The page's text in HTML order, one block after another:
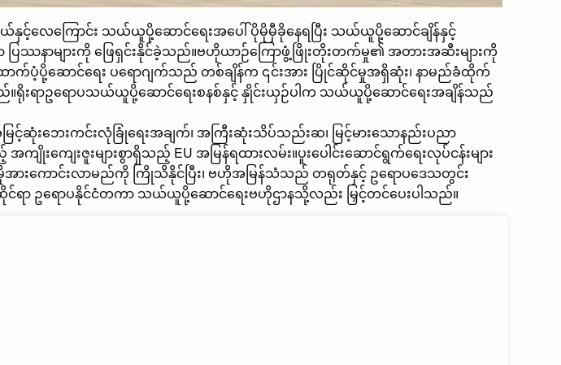
ေကြောင်း သယ်ယူပို့ဆောင်ရေးအပေါ် ပိုမိုမှီခိုနေရပြီး သယ်ယူပို့ဆောင်ချိန်နှင့်
ဿနာများကို ဖြေရှင်းနိုင်ခဲ့သည်။ဗဟိုယာဉ်ကြောဖွံ့ဖြိုးတိုးတက်မှု၏ အတားအဆီးများကို
ထောက်ပံ့ပို့ဆောင်ရေး ပရောဂျက်သည် တစ်ချိန်က ၎င်းအား ပြိုင်ဆိုင်မှုအရှိဆုံး၊ နာမည်ခံထိုက်
ရာဥရောပသယ်ယူပို့ဆောင်ရေးစနစ်နှင့် နှိုင်းယှဉ်ပါက သယ်ယူပို့ဆောင်ရေးအချိန်သည်
ဆုံးဘေးကင်းလုံခြုံရေးအချက်၊ အကြီးဆုံးသိပ်သည်းဆ၊ မြင့်မားသောနည်းပညာ
ကျေးဇူးများစွာရှိသည့် EU အမြန်ရထားလမ်း။ပူးပေါင်းဆောင်ရွက်ရေးလုပ်ငန်းများ
အားကောင်းလာမည်ကို ကြိုသိနိုင်ပြီး၊ ဗဟိုအမြန်သံသည် တရုတ်နှင့် ဥရောပဒေသတွင်း
ရာ ဥရောပနိုင်ငံတကာ သယ်ယူပို့ဆောင်ရေးဗဟိုဌာနသို့လည်း မြှင့်တင်ပေးပါသည်။